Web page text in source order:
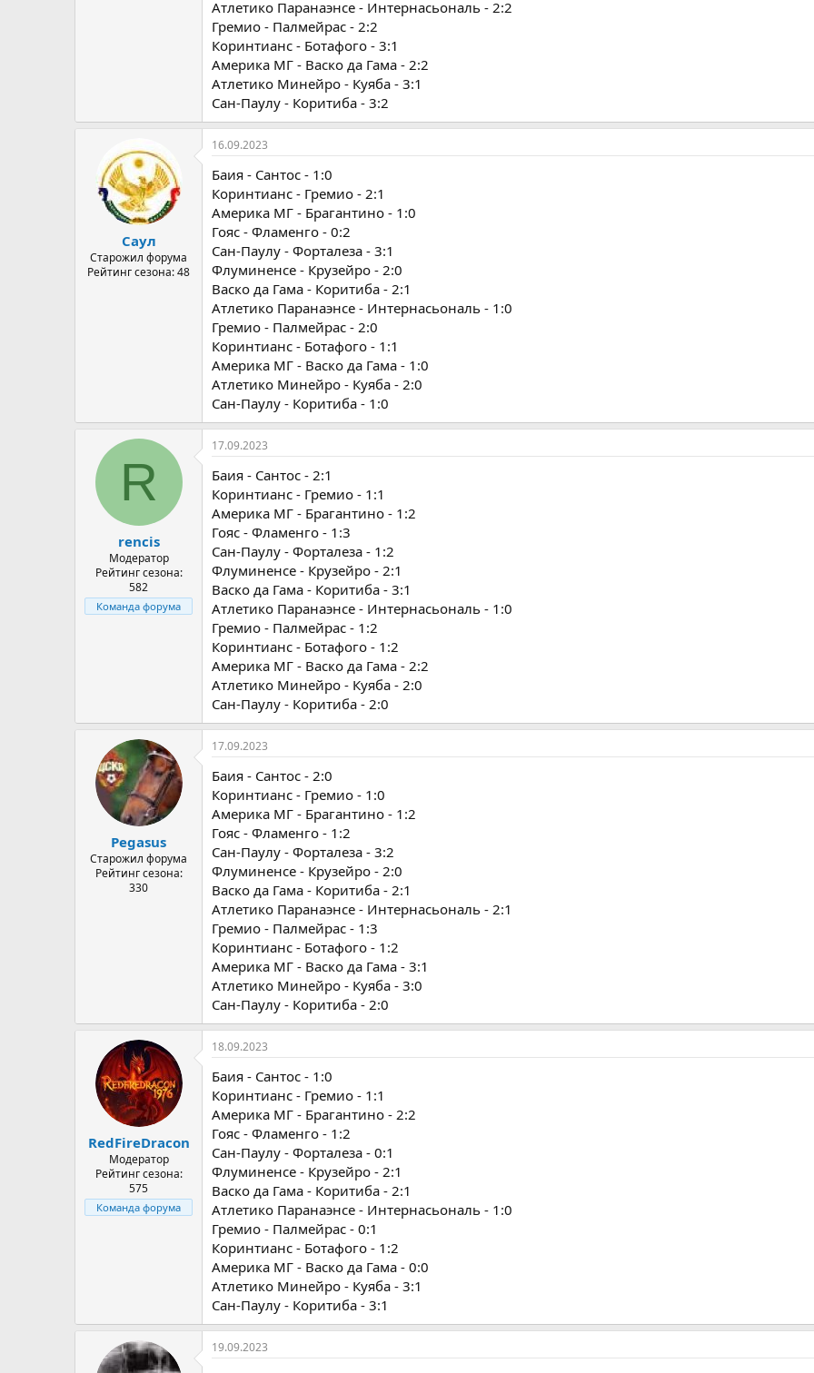
Атлетико Паранаэнсе - Интернасьональ - 2:2
Гремио - Палмейрас - 2:2
Коринтианс - Ботафого - 3:1
Америка МГ - Васко да Гама - 2:2
Атлетико Минейро - Куяба - 3:1
Сан-Паулу - Коритиба - 3:2
Саул
Старожил форума
Рейтинг сезона: 48
16.09.2023
Баия - Сантос - 1:0
Коринтианс - Гремио - 2:1
Америка МГ - Брагантино - 1:0
Гояс - Фламенго - 0:2
Сан-Паулу - Форталеза - 3:1
Флуминенсе - Крузейро - 2:0
Васко да Гама - Коритиба - 2:1
Атлетико Паранаэнсе - Интернасьональ - 1:0
Гремио - Палмейрас - 2:0
Коринтианс - Ботафого - 1:1
Америка МГ - Васко да Гама - 1:0
Атлетико Минейро - Куяба - 2:0
Сан-Паулу - Коритиба - 1:0
R
rencis
Модератор
Рейтинг сезона:
582
Команда форума
17.09.2023
Баия - Сантос - 2:1
Коринтианс - Гремио - 1:1
Америка МГ - Брагантино - 1:2
Гояс - Фламенго - 1:3
Сан-Паулу - Форталеза - 1:2
Флуминенсе - Крузейро - 2:1
Васко да Гама - Коритиба - 3:1
Атлетико Паранаэнсе - Интернасьональ - 1:0
Гремио - Палмейрас - 1:2
Коринтианс - Ботафого - 1:2
Америка МГ - Васко да Гама - 2:2
Атлетико Минейро - Куяба - 2:0
Сан-Паулу - Коритиба - 2:0
Pegasus
Старожил форума
Рейтинг сезона:
330
17.09.2023
Баия - Сантос - 2:0
Коринтианс - Гремио - 1:0
Америка МГ - Брагантино - 1:2
Гояс - Фламенго - 1:2
Сан-Паулу - Форталеза - 3:2
Флуминенсе - Крузейро - 2:0
Васко да Гама - Коритиба - 2:1
Атлетико Паранаэнсе - Интернасьональ - 2:1
Гремио - Палмейрас - 1:3
Коринтианс - Ботафого - 1:2
Америка МГ - Васко да Гама - 3:1
Атлетико Минейро - Куяба - 3:0
Сан-Паулу - Коритиба - 2:0
RedFireDracon
Модератор
Рейтинг сезона:
575
Команда форума
18.09.2023
Баия - Сантос - 1:0
Коринтианс - Гремио - 1:1
Америка МГ - Брагантино - 2:2
Гояс - Фламенго - 1:2
Сан-Паулу - Форталеза - 0:1
Флуминенсе - Крузейро - 2:1
Васко да Гама - Коритиба - 2:1
Атлетико Паранаэнсе - Интернасьональ - 1:0
Гремио - Палмейрас - 0:1
Коринтианс - Ботафого - 1:2
Америка МГ - Васко да Гама - 0:0
Атлетико Минейро - Куяба - 3:1
Сан-Паулу - Коритиба - 3:1
19.09.2023